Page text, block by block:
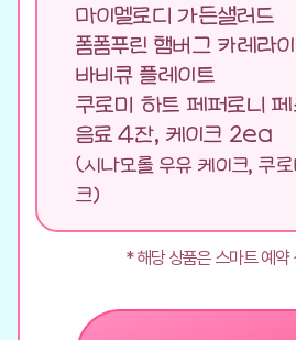
마이멜로디 가든샐러드
폼폼푸린 햄버그 카레라
바비큐 플레이트
쿠로미 하트 페퍼로니 페
음료 4잔, 케이크 2ea
(시나모롤 우유 케이크, 쿠로
크)
* 해당 상품은 스마트 예약